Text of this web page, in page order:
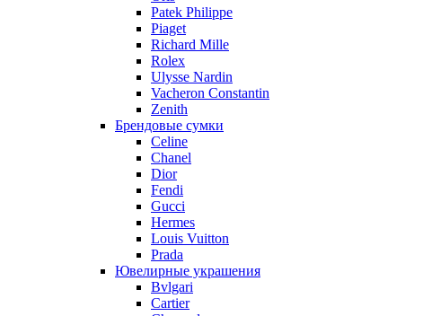
Patek Philippe
Piaget
Richard Mille
Rolex
Ulysse Nardin
Vacheron Constantin
Zenith
Брендовые сумки
Celine
Chanel
Dior
Fendi
Gucci
Hermes
Louis Vuitton
Prada
Ювелирные украшения
Bvlgari
Cartier